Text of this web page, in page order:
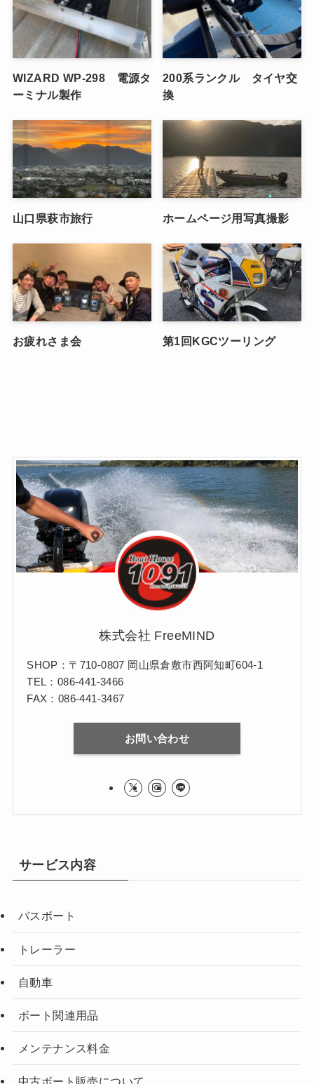
WIZARD WP-298 電源タ
ーミナル製作
200系ランクル タイヤ交
換
山口県萩市旅行 ホームページ用写真撮影
お疲れさま会 第1回KGCツーリング
株式会社 FreeMIND
SHOP：〒710-0807 岡山県倉敷市西阿知町604-1
TEL：086-441-3466
FAX：086-441-3467
お問い合わせ
サービス内容
バスボート
トレーラー
自動車
ボート関連用品
メンテナンス料金
中古ボート販売について